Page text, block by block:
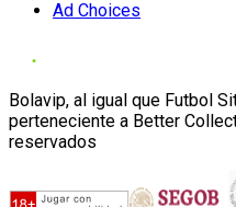
Ad Choices
Bolavip, al igual que Futbol
perteneciente a Better
reservados